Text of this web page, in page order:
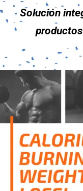
Solución